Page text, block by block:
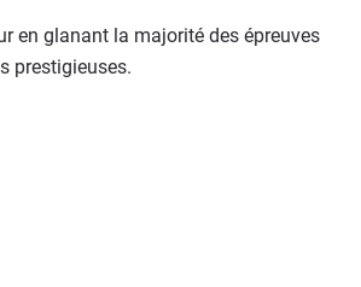
en glanant la majorité des épreuves
prestigieuses.